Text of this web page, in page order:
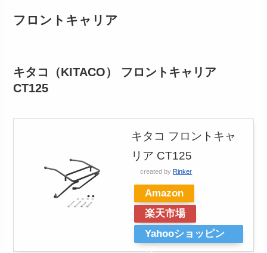
フロントキャリア
キタコ（KITACO） フロントキャリア
CT125
キタコ フロントキャ
リア CT125
created by Rinker
Amazon
楽天市場
Yahooショッピン